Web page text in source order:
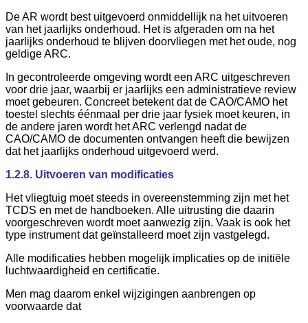
De AR wordt best uitgevoerd onmiddellijk na het uitvoeren
van het jaarlijks onderhoud. Het is afgeraden om na het
jaarlijks onderhoud te blijven doorvliegen met het oude, nog
geldige ARC.
In gecontroleerde omgeving wordt een ARC uitgeschreven
voor drie jaar, waarbij er jaarlijks een administratieve review
moet gebeuren. Concreet betekent dat de CAO/CAMO het
toestel slechts éénmaal per drie jaar fysiek moet keuren, in
de andere jaren wordt het ARC verlengd nadat de
CAO/CAMO de documenten ontvangen heeft die bewijzen
dat het jaarlijks onderhoud uitgevoerd werd.
1.2.8. Uitvoeren van modificaties
Het vliegtuig moet steeds in overeenstemming zijn met het
TCDS en met de handboeken. Alle uitrusting die daarin
voorgeschreven wordt moet aanwezig zijn. Vaak is ook het
type instrument dat geïnstalleerd moet zijn vastgelegd.
Alle modificaties hebben mogelijk implicaties op de initiële
luchtwaardigheid en certificatie.
Men mag daarom enkel wijzigingen aanbrengen op
voorwaarde dat